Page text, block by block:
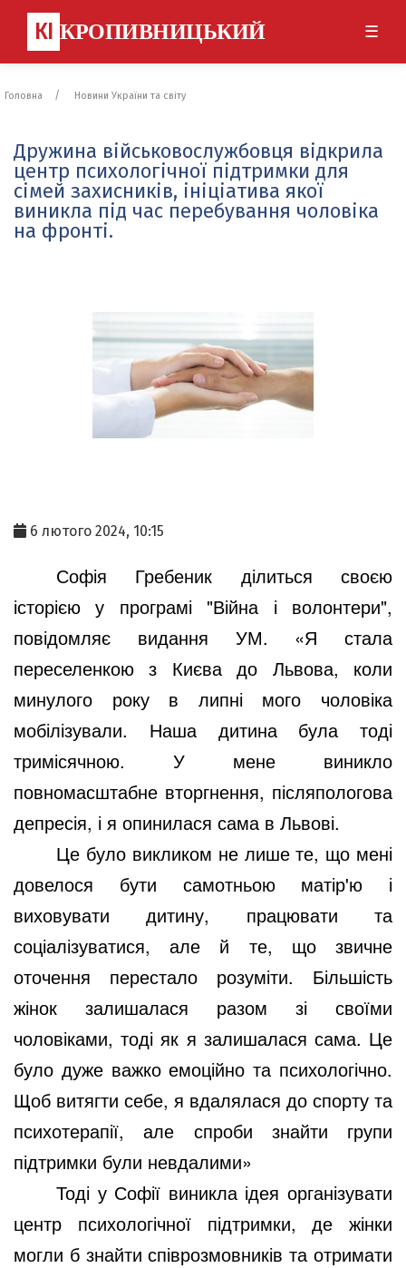
КІ КРОПИВНИЦЬКИЙ ☰
Головна Новини України та світу
Дружина військовослужбовця відкрила
центр психологічної підтримки для
сімей захисників, ініціатива якої
виникла під час перебування чоловіка
на фронті.
6 лютого 2024, 10:15
Софія Гребеник ділиться своєю
історією у програмі "Війна і волонтери",
повідомляє видання УМ. «Я стала
переселенкою з Києва до Львова, коли
минулого року в липні мого чоловіка
мобілізували. Наша дитина була тоді
тримісячною. У мене виникло
повномасштабне вторгнення, післяпологова
депресія, і я опинилася сама в Львові.
Це було викликом не лише те, що мені
довелося бути самотньою матір'ю і
виховувати дитину, працювати та
соціалізуватися, але й те, що звичне
оточення перестало розуміти. Більшість
жінок залишалася разом зі своїми
чоловіками, тоді як я залишалася сама. Це
було дуже важко емоційно та психологічно.
Щоб витягти себе, я вдалялася до спорту та
психотерапії, але спроби знайти групи
підтримки були невдалими»
Тоді у Софії виникла ідея організувати
центр психологічної підтримки, де жінки
могли б знайти співрозмовників та отримати